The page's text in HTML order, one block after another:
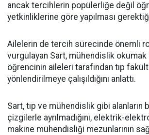
ancak tercihlerin popülerliğe değil
yetkinliklerine göre yapılması
Ailelerin de tercih sürecinde önemli rol
vurgulayan Sart, mühendislik
öğrencinin aileleri tarafından tıp
yönlendirilmeye çalışıldığını anlattı.
Sart, tıp ve mühendislik gibi alanların
çizgilerle ayrılmadığını, elektrik-
makine mühendisliği mezunlarının